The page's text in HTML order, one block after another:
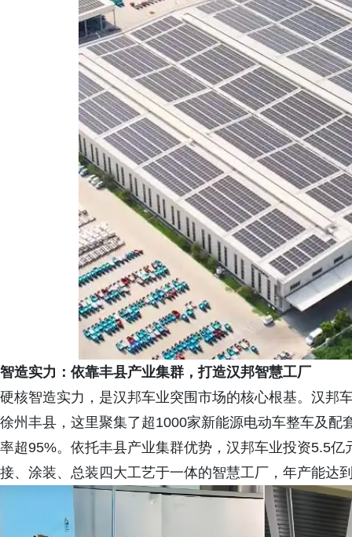
智造实力：依靠丰县产业集群，打造汉邦智慧工厂
硬核智造实力，是汉邦车业突围市场的核心根基。汉邦
徐州丰县，这里聚集了超1000家新能源电动车整车及
率超95%。依托丰县产业集群优势，汉邦车业投资5.5
接、涂装、总装四大工艺于一体的智慧工厂，年产能达